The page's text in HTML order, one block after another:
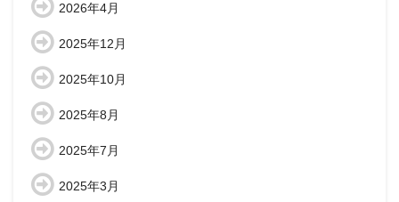
2026年4月
2025年12月
2025年10月
2025年8月
2025年7月
2025年3月